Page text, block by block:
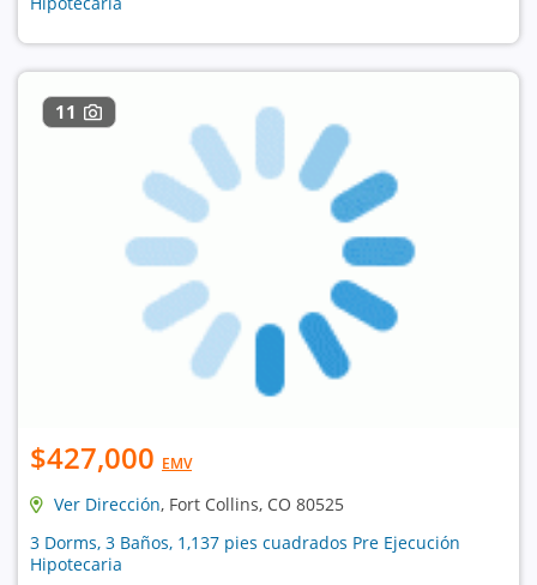
11
$427,000 EMV
Ver Dirección, Fort Collins, CO 80525
3 Dorms, 3 Baños, 1,137 pies cuadrados Pre Ejecución
Hipotecaria